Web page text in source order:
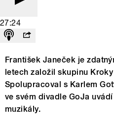
27:24
František Janeček je
letech založil skupinu
Spolupracoval s Karlem
ve svém divadle GoJa
muzikály.